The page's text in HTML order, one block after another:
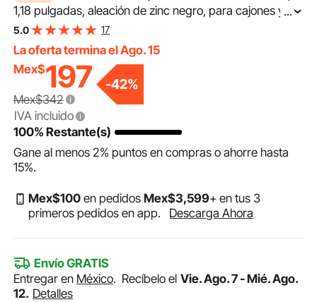
1,18 pulgadas, aleación de zinc negro, para cajones y
puertas), pomos cuadrados sólidos para cocina,
aparadores, herrajes con tornillos para armarios,
cajones y baños.
...
5.0 17
La oferta termina el Ago. 15
Mex$197
Mex$342
-42%
IVA incluido
100% Restante(s)
Gane al menos 2% puntos en compras o ahorre hasta
15%.
Mex$100 en pedidosMex$3,599+ en tus 3
primeros pedidos en app.
Descarga Ahora
Envío GRATIS
Entregar en México. Recíbelo el Vie. Ago. 7 - Mié. Ago.
12. Detalles